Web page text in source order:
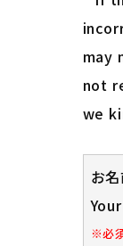
may
not
we
お
※必